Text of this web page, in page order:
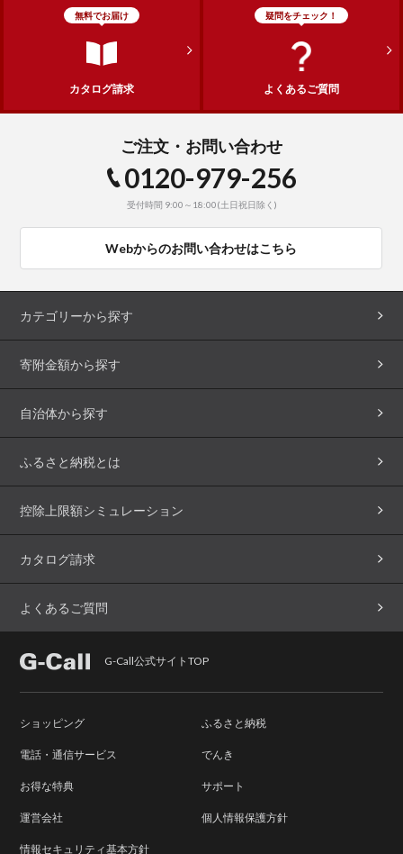
無料でお届け
カタログ請求
疑問をチェック！
よくあるご質問
ご注文・お問い合わせ
0120-979-256
受付時間 9:00～18:00(土日祝日除く)
Webからのお問い合わせはこちら
カテゴリーから探す
寄附金額から探す
自治体から探す
ふるさと納税とは
控除上限額シミュレーション
カタログ請求
よくあるご質問
G-Call公式サイトTOP
ショッピング ふるさと納税
電話・通信サービス でんき
お得な特典 サポート
運営会社 個人情報保護方針
情報セキュリティ基本方針